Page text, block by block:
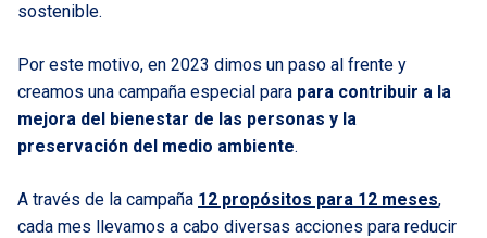
sostenible.
Por este motivo, en 2023 dimos un paso al frente y
creamos una campaña especial para para contribuir a la
mejora del bienestar de las personas y la
preservación del medio ambiente.
A través de la campaña 12 propósitos para 12 meses,
cada mes llevamos a cabo diversas acciones para reducir